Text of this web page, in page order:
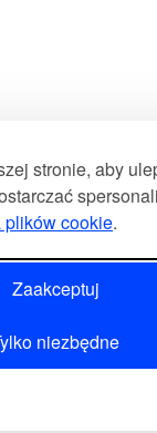
stronie, aby
plików cookie.
Zaakceptuj
niezbędne